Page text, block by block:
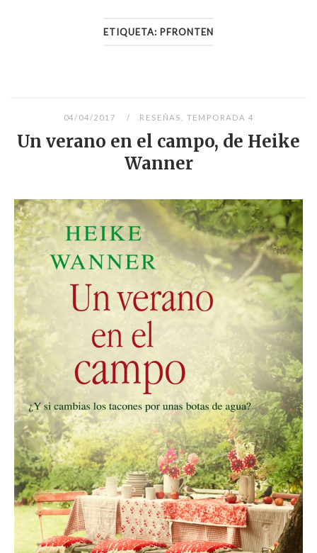
ETIQUETA: PFRONTEN
04/04/2017 RESEÑAS TEMPORADA 4
Un verano en el campo, de Heike
Wanner